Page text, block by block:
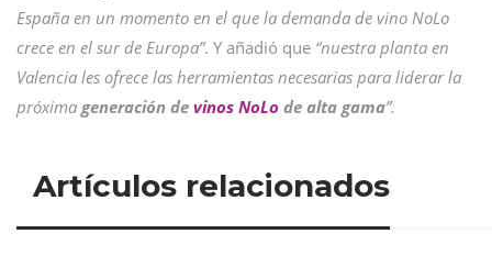
España en un momento en el que la demanda de vino NoLo
crece en el sur de Europa”. Y añadió que “nuestra planta en
Valencia les ofrece las herramientas necesarias para liderar la
próxima generación de vinos NoLo de alta gama”.
Artículos relacionados